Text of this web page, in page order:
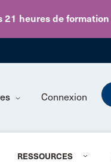
21 heures de formation
content
Connexion
RESSOURCES